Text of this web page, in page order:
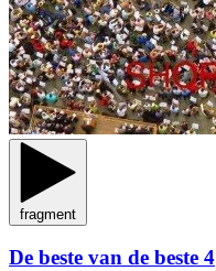
fragment
De beste van de beste 4